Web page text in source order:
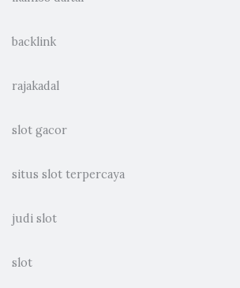
backlink
rajakadal
slot gacor
situs slot terpercaya
judi slot
slot